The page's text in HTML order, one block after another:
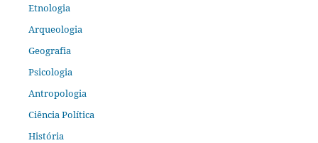
Etnologia
Arqueologia
Geografia
Psicologia
Antropologia
Ciência Política
História